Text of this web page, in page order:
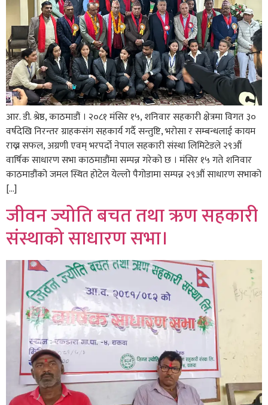
आर. डी. श्रेष्ठ, काठमाडौं । २०८१ मंसिर १५, शनिवार सहकारी क्षेत्रमा विगत ३०
वर्षदेखि निरन्तर ग्राहकसंग सहकार्य गर्दै सन्तुष्टि, भरोसा र सम्बन्धलाई कायम
राख्न सफल, अग्रणी एवम् भरपर्दो नेपाल सहकारी संस्था लिमिटेडले २९औं
वार्षिक साधारण सभा काठमाडौंमा सम्पन्न गरेको छ । मंसिर १५ गते शनिवार
काठमाडौंको जमल स्थित होटेल येल्लो पैगोडामा सम्पन्न २९औं साधारण सभाको
[…]
जीवन ज्योति बचत तथा ऋण सहकारी
संस्थाको साधारण सभा।